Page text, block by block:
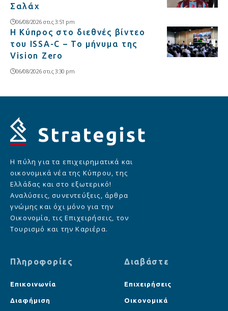
Σαλάχ
06/08/2026 στις 3:51 pm
Η Κύπρος στο διεθνές βίντεο
του ISSA-C – Το μήνυμα της
Vision Zero
06/08/2026 στις 3:30 pm
Η πύλη για τα επιχειρηματικά και
οικονομικά νέα της Κύπρου, της
Ελλάδας και στο εξωτερικό!
Αναλύσεις, συνεντεύξεις, άρθρα
γνώμης και όχι μόνο για την
Οικονομία, τις Επιχειρήσεις, τον
Τουρισμό και την Καριέρα.
Πληροφορίες
Επικοινωνία
Διαφήμιση
Διαβάστε
Επιχειρήσεις
Οικονομικά